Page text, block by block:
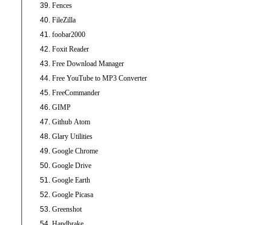
Fences
FileZilla
foobar2000
Foxit Reader
Free Download Manager
Free YouTube to MP3 Converter
FreeCommander
GIMP
Github Atom
Glary Utilities
Google Chrome
Google Drive
Google Earth
Google Picasa
Greenshot